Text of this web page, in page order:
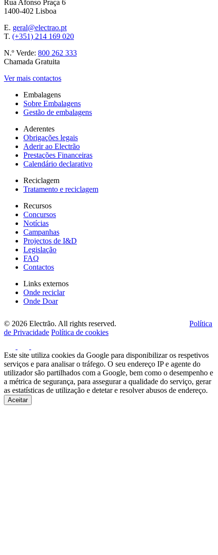
Rua Afonso Praça 6
1400-402 Lisboa
E. geral@electrao.pt
T. (+351) 214 169 020
N.º Verde: 800 262 333
Chamada Gratuita
Ver mais contactos
Embalagens
Sobre Embalagens
Gestão de embalagens
Aderentes
Obrigações legais
Aderir ao Electrão
Prestações Financeiras
Calendário declarativo
Reciclagem
Tratamento e reciclagem
Recursos
Concursos
Notícias
Campanhas
Projectos de I&D
Legislação
FAQ
Contactos
Links externos
Onde reciclar
Onde Doar
© 2026 Electrão. All rights reserved.
Política
de Privacidade Política de cookies
Este site utiliza cookies da Google para disponibilizar os respetivos
serviços e para analisar o tráfego. O seu endereço IP e agente do
utilizador são partilhados com a Google, bem como o desempenho e
a métrica de segurança, para assegurar a qualidade do serviço, gerar
as estatísticas de utilização e detetar e resolver abusos de endereço.
Aceitar